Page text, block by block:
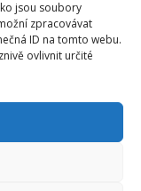
jsou soubory
zpracovávat
ID na tomto webu.
ovlivnit určité